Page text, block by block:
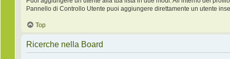
Pannello di Controllo Utente puoi aggiungere direttamente un utente
Top
Ricerche nella Board